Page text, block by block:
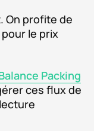
On profite de
le prix
Packing
ces flux de